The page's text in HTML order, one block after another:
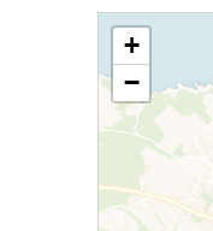
+
−